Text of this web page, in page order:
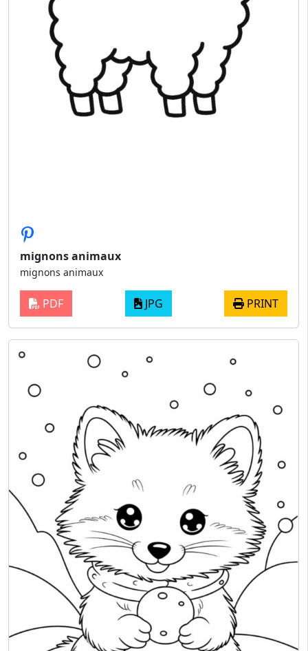
mignons animaux
mignons animaux
PDF JPG PRINT